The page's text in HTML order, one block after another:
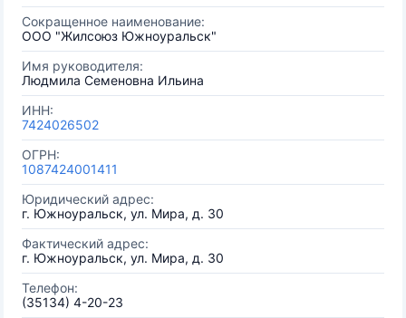
Сокращенное наименование:
ООО "Жилсоюз Южноуральск"
Имя руководителя:
Людмила Семеновна Ильина
ИНН:
7424026502
ОГРН:
1087424001411
Юридический адрес:
г. Южноуральск, ул. Мира, д. 30
Фактический адрес:
г. Южноуральск, ул. Мира, д. 30
Телефон:
(35134) 4-20-23